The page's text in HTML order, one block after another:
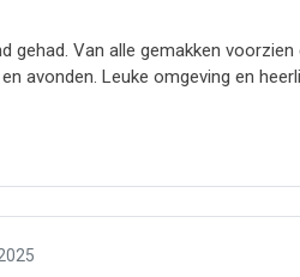
gehad. Van alle gemakken
avonden. Leuke omgeving en